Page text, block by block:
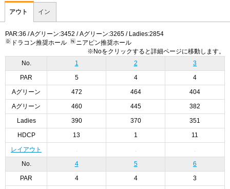
アウト イン
PAR:36 / Aグリーン:3452 / Aグリーン:3265 / Ladies:2854
ドラコン推奨ホール
ニアピン推奨ホール
※Noをクリックすると詳細ページに移動します。
No.
1 2 3
PAR 5 4 4
Aグリーン 472 464 404
Aグリーン 460 445 382
Ladies 390 370 351
HDCP 13 1 11
レイアウト
No. 4 5 6
PAR 4 4 3